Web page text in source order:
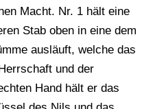
Macht. Nr. 1 hält eine
Stab oben in eine dem
ausläuft, welche das
und der
Hand hält er das